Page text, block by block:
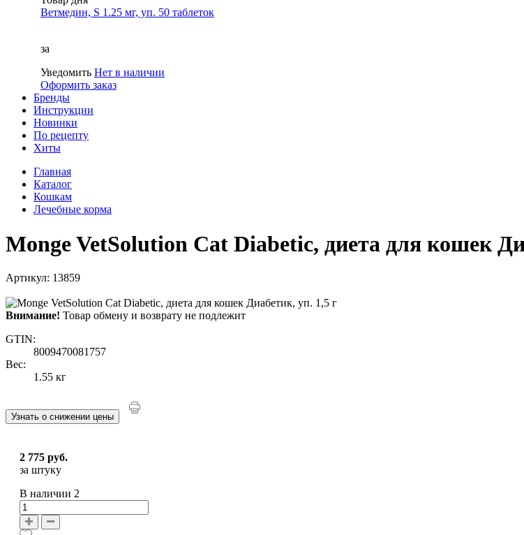
Ветмедин, S 1.25 мг, уп. 50 таблеток
за
Уведомить Нет в наличии
Оформить заказ
Бренды
Инструкции
Новинки
По рецепту
Хиты
Главная
Каталог
Кошкам
Лечебные корма
Monge VetSolution Cat Diabetic, диета для кошек
Артикул: 13859
Внимание! Товар обмену и возврату не подлежит
GTIN:
8009470081757
Вес:
1.55 кг
Узнать о снижении цены
2 775 руб.
за штуку
В наличии 2